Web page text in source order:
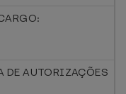
DE AUTORIZAÇÕES